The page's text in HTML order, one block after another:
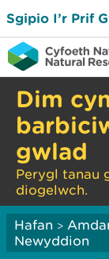
Sgipio I’r Prif
Dim
gwlad
Perygl tanau
diogelwch.
Hafan >
Newyddion